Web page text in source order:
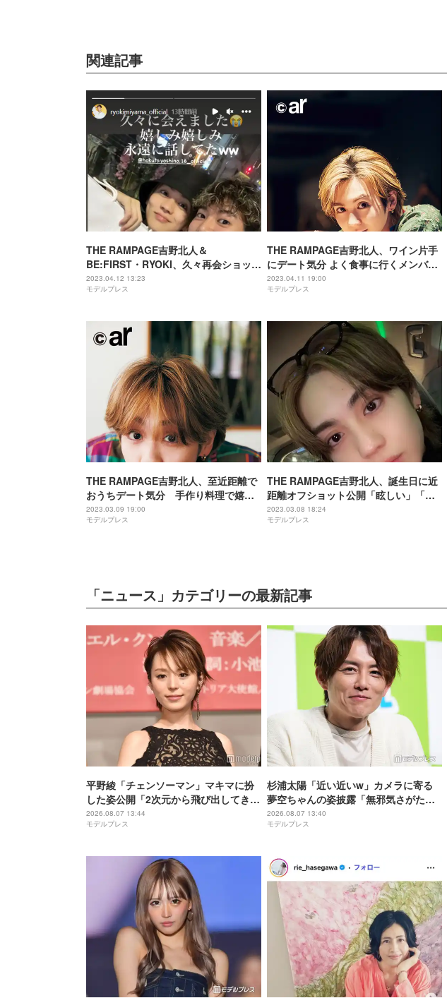
関連記事
THE RAMPAGE吉野北人＆
BE:FIRST・RYOKI、久々再会ショット
に反響「絆が尊い」「また見られて嬉
しい」
2023.04.12 13:23
モデルプレス
THE RAMPAGE吉野北人、ワイン片手
にデート気分 よく食事に行くメンバー
明かす
2023.04.11 19:00
モデルプレス
THE RAMPAGE吉野北人、至近距離で
おうちデート気分 手作り料理で嬉し
いのは？
2023.03.09 19:00
モデルプレス
THE RAMPAGE吉野北人、誕生日に近
距離オフショット公開「眩しい」「か
っこよすぎる」と話題
2023.03.08 18:24
モデルプレス
「ニュース」カテゴリーの最新記事
平野綾「チェンソーマン」マキマに扮
した姿公開「2次元から飛び出してきた
みたい」「美しさに思わず目を奪われ
た」と反響
2026.08.07 13:44
モデルプレス
杉浦太陽「近い近いw」カメラに寄る
夢空ちゃんの姿披露「無邪気さがたま
らない」「全てが愛おしい」の声
2026.08.07 13:40
モデルプレス